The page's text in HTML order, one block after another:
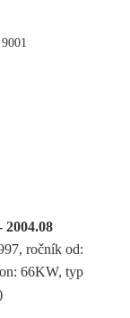
ročník od:
66KW, typ